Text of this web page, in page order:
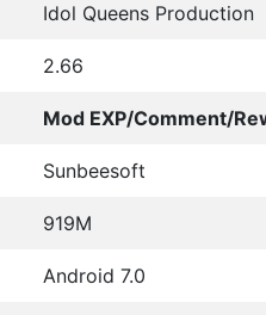
Idol Queens Production
2.66
Mod EXP/Comment/
Sunbeesoft
919M
Android 7.0